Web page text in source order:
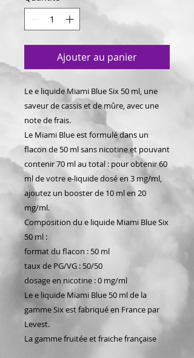
Ajouter au panier
Le e liquide Miami Blue Six 50 ml, une
saveur de cassis et de mûre, avec une
note de frais.
Le Miami Blue est formulé dans un
flacon de 50 ml sans nicotine et pouvant
contenir 70 ml au total : pour obtenir 60
ml de votre e-liquide dosé en 3 mg/ml,
ajoutez un booster de 10 ml en 20
mg/ml.
Composition du e liquide Miami Blue Six
50 ml :
format du flacon : 50 ml
taux de PG/VG : 50/50
dosage en nicotine : 0 mg/ml
Le e liquide Miami Blue 50 ml de la
gamme Six est fabriqué en France par
Levest.
La gamme fruitée et fraiche française